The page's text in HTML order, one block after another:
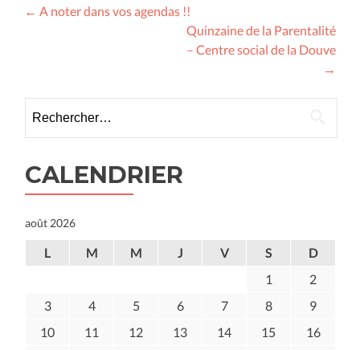
Navigation
← A noter dans vos agendas !!
Quinzaine de la Parentalité
– Centre social de la Douve
→
CALENDRIER
août 2026
L M M J V S
D
1
2
3
4 5 6 7 8
9
10
11 12 13 14 15
16